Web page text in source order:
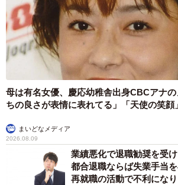
母は有名女優、慶応幼稚舎出身CBCアナ
ちの良さが表情に表れてる」「天使の笑顔」
まいどなメディア
2026.08.09
業績悪化で退職勧奨を受
都合退職ならば失業手当
再就職の活動で不利にな